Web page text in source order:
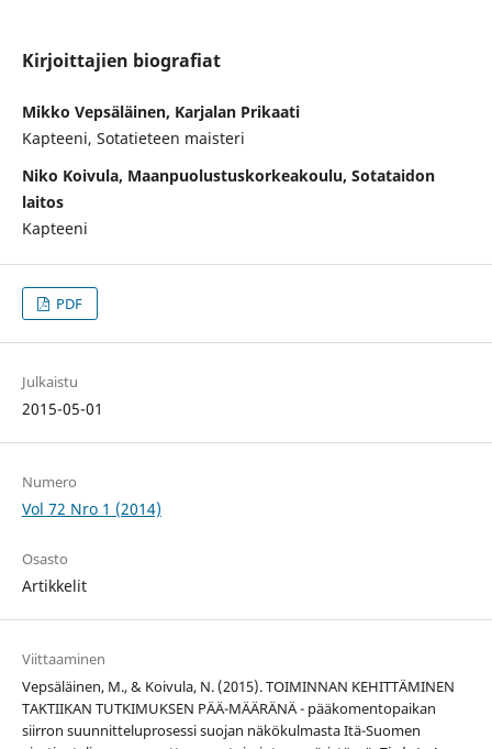
Kirjoittajien biografiat
Mikko Vepsäläinen, Karjalan Prikaati
Kapteeni, Sotatieteen maisteri
Niko Koivula, Maanpuolustuskorkeakoulu, Sotataidon
laitos
Kapteeni
PDF
Julkaistu
2015-05-01
Numero
Vol 72 Nro 1 (2014)
Osasto
Artikkelit
Viittaaminen
Vepsäläinen, M., & Koivula, N. (2015). TOIMINNAN KEHITTÄMINEN
TAKTIIKAN TUTKIMUKSEN PÄÄ-MÄÄRÄNÄ - pääkomentopaikan
siirron suunnitteluprosessi suojan näkökulmasta Itä-Suomen